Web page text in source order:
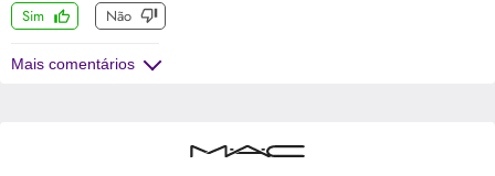
Sim Não
Mais comentários